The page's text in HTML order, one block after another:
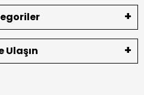
Ulaşın